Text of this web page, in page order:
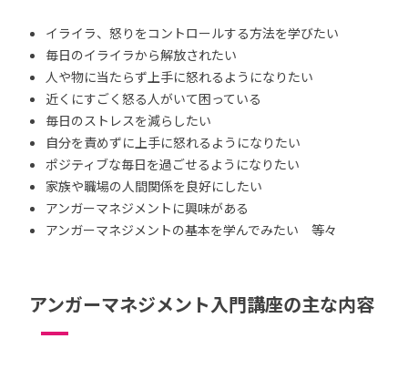
イライラ、怒りをコントロールする方法を学びたい
毎日のイライラから解放されたい
人や物に当たらず上手に怒れるようになりたい
近くにすごく怒る人がいて困っている
毎日のストレスを減らしたい
自分を責めずに上手に怒れるようになりたい
ポジティブな毎日を過ごせるようになりたい
家族や職場の人間関係を良好にしたい
アンガーマネジメントに興味がある
アンガーマネジメントの基本を学んでみたい 等々
アンガーマネジメント入門講座の主な内容